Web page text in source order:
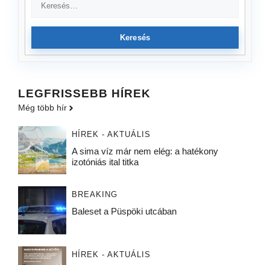
Keresés
LEGFRISSEBB HÍREK
Még több hír
HÍREK - AKTUÁLIS
A sima víz már nem elég: a hatékony
izotóniás ital titka
BREAKING
Baleset a Püspöki utcában
HÍREK - AKTUÁLIS